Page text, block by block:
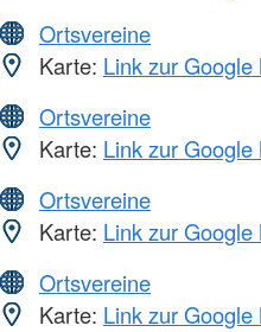
Ortsvereine
Karte: Link zur
Ortsvereine
Karte: Link zur
Ortsvereine
Karte: Link zur
Ortsvereine
Karte: Link zur